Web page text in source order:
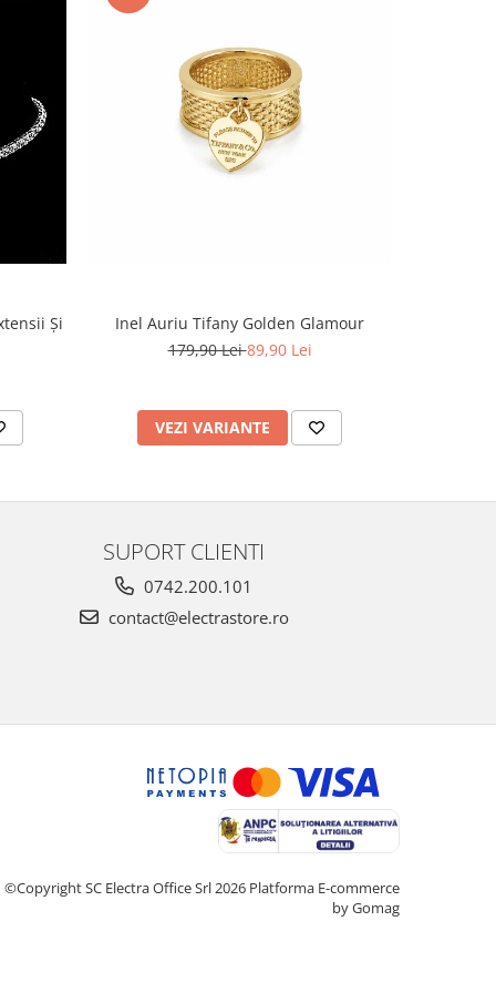
Și
Inel Auriu Tifany Golden Glamour
179,90 Lei89,90 Lei
VEZI VARIANTE
SUPORT CLIENTI
0742.200.101
contact@electrastore.ro
©Copyright SC Electra Office Srl 2026 Platforma E-commerce
by Gomag